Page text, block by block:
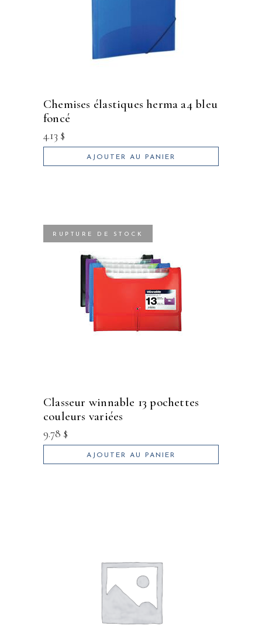
chemises élastiques herma a4 bleu
foncé
4.13 $
AJOUTER AU PANIER
RUPTURE DE STOCK
classeur winnable 13 pochettes
couleurs variées
9.78 $
AJOUTER AU PANIER